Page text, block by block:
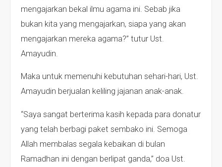
mengajarkan bekal ilmu agama ini. Sebab jika
bukan kita yang mengajarkan, siapa yang akan
mengajarkan mereka agama?” tutur Ust.
Amayudin.
Maka untuk memenuhi kebutuhan sehari-hari, Ust.
Amayudin berjualan keliling jajanan anak-anak.
“Saya sangat berterima kasih kepada para donatur
yang telah berbagi paket sembako ini. Semoga
Allah membalas segala kebaikan di bulan
Ramadhan ini dengan berlipat ganda,” doa Ust.